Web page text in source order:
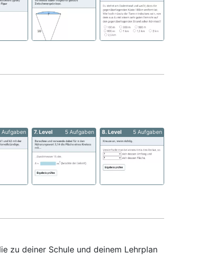
Aufgaben 7. Level 5 Aufgaben 8. Level 5 Aufgaben
zu deiner Schule und deinem Lehrplan